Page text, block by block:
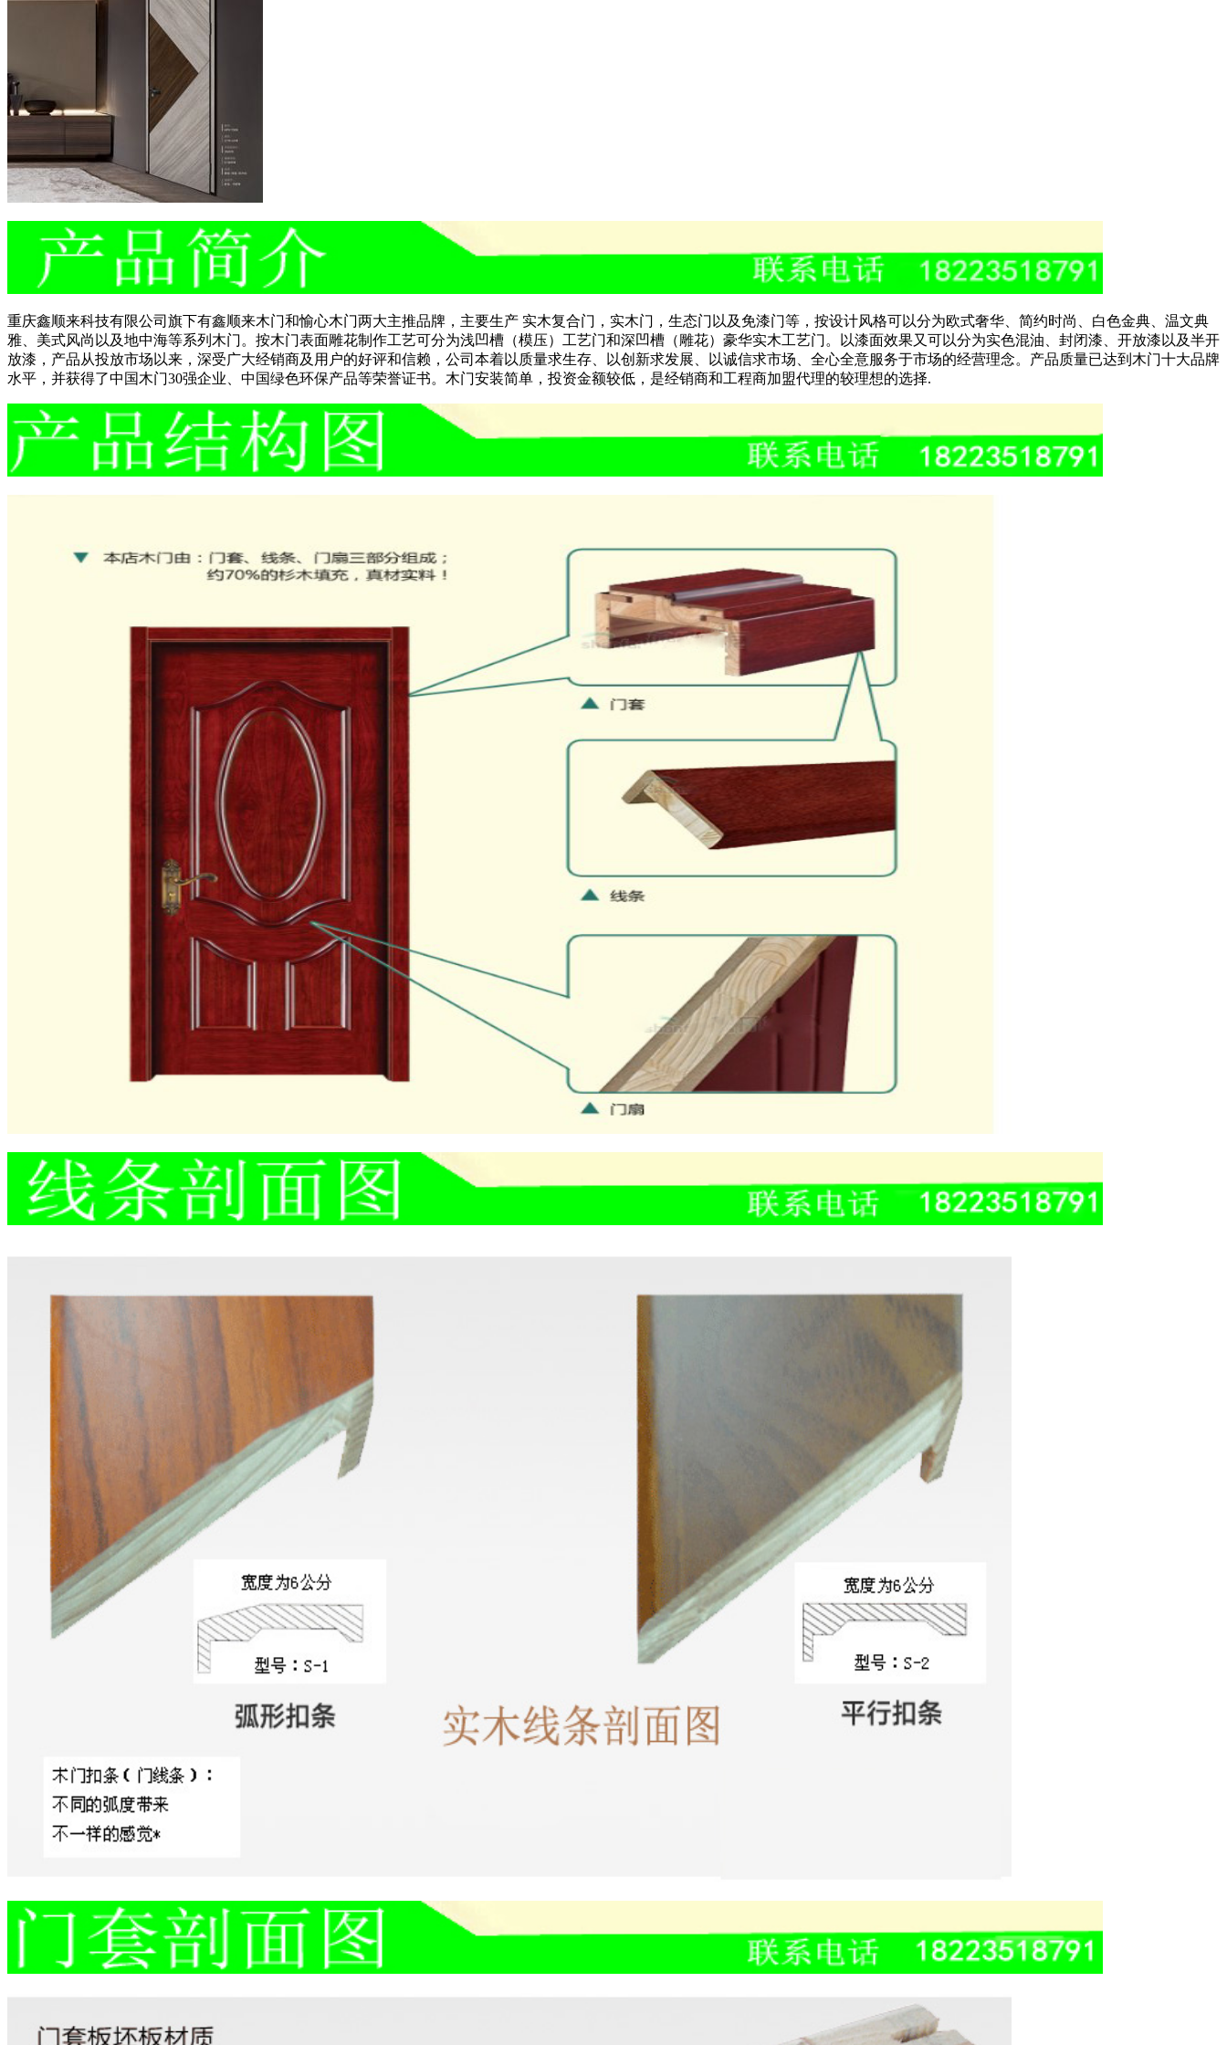
重庆鑫顺来科技有限公司旗下有鑫顺来木门和愉心木门两大主推品牌，主要生产 实木复合门，实木门，生态门以及免漆门等，按设计风格可以分为欧式奢华、简约时尚、白色金典、温文典
雅、美式风尚以及地中海等系列木门。按木门表面雕花制作工艺可分为浅凹槽（模压）工艺门和深凹槽（雕花）豪华实木工艺门。以漆面效果又可以分为实色混油、封闭漆、开放漆以及半开
放漆，产品从投放市场以来，深受广大经销商及用户的好评和信赖，公司本着以质量求生存、以创新求发展、以诚信求市场、全心全意服务于市场的经营理念。产品质量已达到木门十大品牌
水平，并获得了中国木门30强企业、中国绿色环保产品等荣誉证书。木门安装简单，投资金额较低，是经销商和工程商加盟代理的较理想的选择.